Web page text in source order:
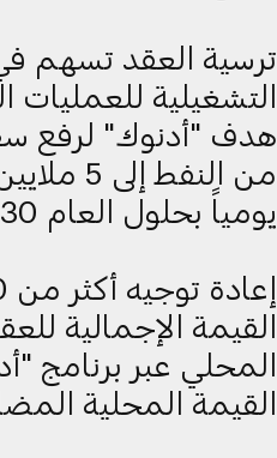
ترسية العقد تسهم
التشغيلية للعمليات
هدف "أدنوك" لرفع
من النفط
يومياً بحلول العام 2030
القيمة الإجمالية
المحلي عبر برنامج
القيمة المحلية